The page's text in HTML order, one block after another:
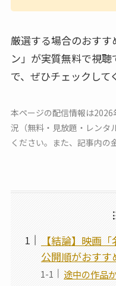
厳選する場合のおす
ン」が実質無料で視
で、ぜひチェックして
本ページの配信情報は
況（無料・見放題・レンタ
ください。また、記事内の
【結論】映画
公開順がおすす
途中の作品